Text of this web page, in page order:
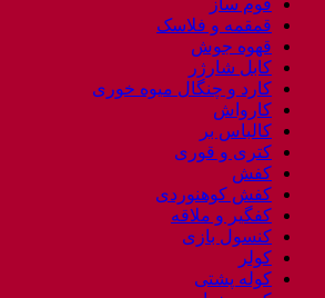
قمقمه و فلاسک
قهوه جوش
کابل شارژر
کارد و چنگال میوه خوری
کارواش
کالباس بر
کتری و قوری
کفش
کفش کوهنوردی
کفگیر و ملاقه
کنسول بازی
کولر
کوله پشتی